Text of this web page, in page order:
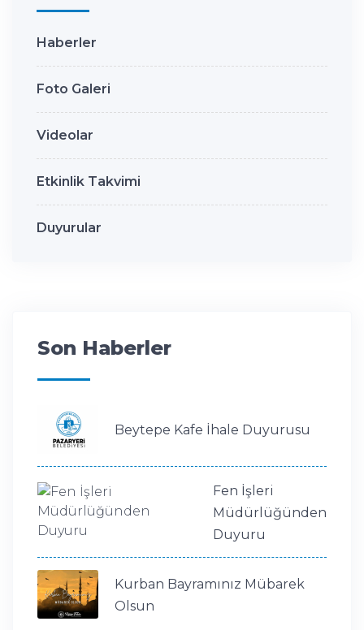
Haberler
Foto Galeri
Videolar
Etkinlik Takvimi
Duyurular
Son Haberler
Beytepe Kafe İhale Duyurusu
Fen İşleri
Müdürlüğünden
Duyuru
Kurban Bayramınız Mübarek
Olsun